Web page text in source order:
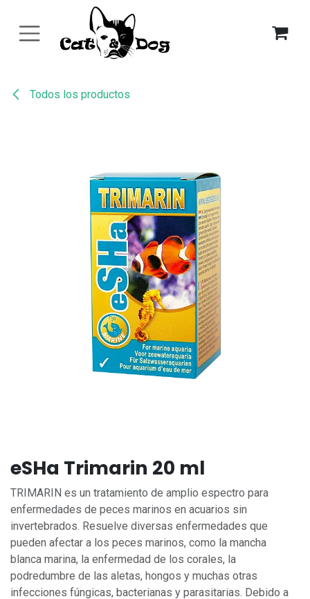
Todos los productos
eSHa Trimarin 20 ml
TRIMARIN es un tratamiento de amplio espectro para
enfermedades de peces marinos en acuarios sin
invertebrados. Resuelve diversas enfermedades que
pueden afectar a los peces marinos, como la mancha
blanca marina, la enfermedad de los corales, la
podredumbre de las aletas, hongos y muchas otras
infecciones fúngicas, bacterianas y parasitarias. Debido a